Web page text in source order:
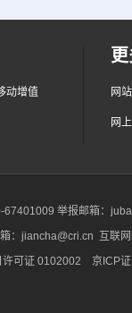
动增值 网
网
67401009 举报邮箱：
：jiancha@cri.cn 互联
许可证 0102002 京ICP